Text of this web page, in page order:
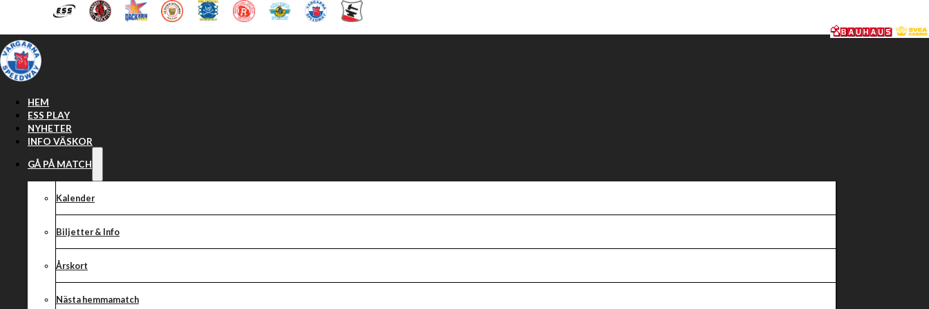
Hoppa till huvudinnehåll Hoppa till sidfot
HEM
ESS PLAY
NYHETER
INFO VÄSKOR
GÅ PÅ MATCH
Kalender
Biljetter & Info
Årskort
Nästa hemmamatch